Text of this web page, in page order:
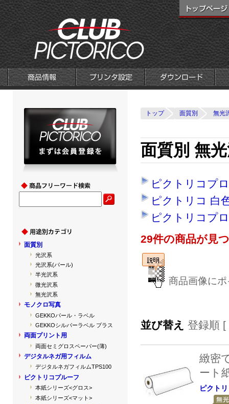
トップ 面質別 無光
面質別 無
ピクトリコプ
ピクトリコ 白
ピクトリコプ
29件の商品が見
商品画像に
並び替え 登録順 [
緻密
ート
ピクト
面質別
光沢系
光沢系(パール)
半光沢系
微光沢系
無光沢系
モノクロ写真
GEKKOパール・ラベル
GEKKOシルバーラベル プラス
両面プリント用
両面セミグロスペーパー(薄)
デジタルネガ用フィルム
デジタルネガフィルムTPS100
ピクトリコプルーフ
本紙シリーズ<グロス>
本紙シリーズ<マット>